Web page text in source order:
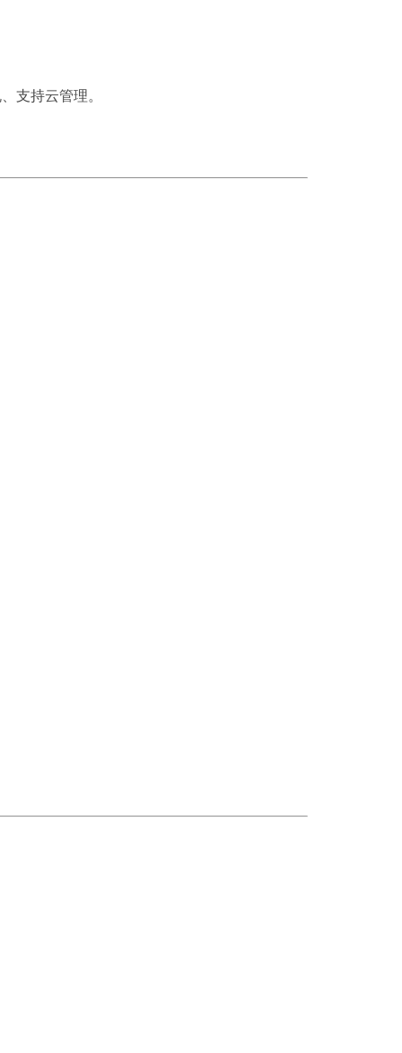
支持云管理。